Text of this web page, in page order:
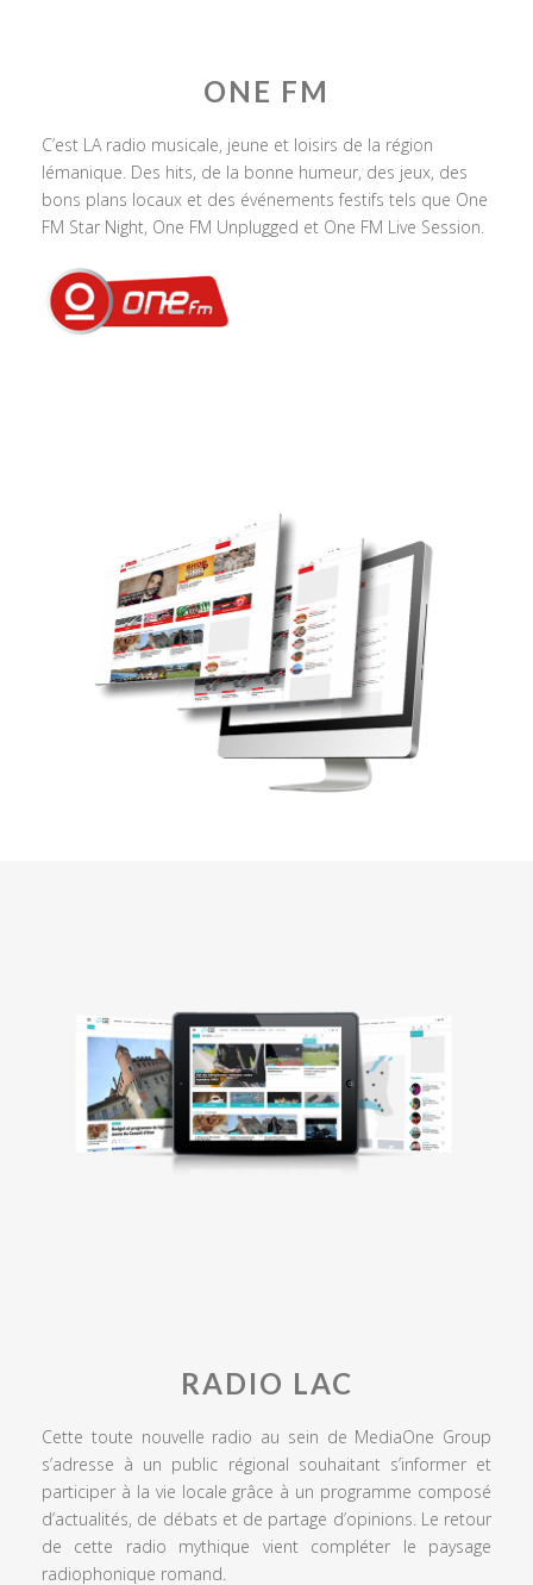
ONE FM
C’est LA radio musicale, jeune et loisirs de la région
lémanique. Des hits, de la bonne humeur, des jeux, des
bons plans locaux et des événements festifs tels que One
FM Star Night, One FM Unplugged et One FM Live Session.
RADIO LAC
Cette toute nouvelle radio au sein de MediaOne Group
s’adresse à un public régional souhaitant s’informer et
participer à la vie locale grâce à un programme composé
d’actualités, de débats et de partage d’opinions. Le retour
de cette radio mythique vient compléter le paysage
radiophonique romand.